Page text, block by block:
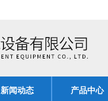
新闻动态 产品中心